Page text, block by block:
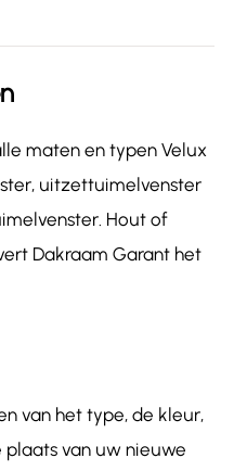
maten en typen Velux
uitzettuimelvenster
Hout of
Dakraam Garant het
van het type, de kleur,
van uw nieuwe